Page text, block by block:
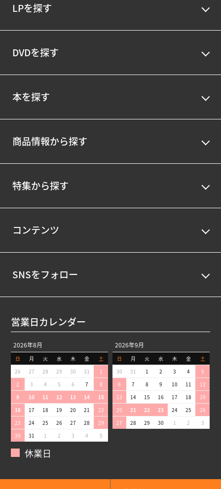
LPを探す
DVDを探す
本を探す
商品情報から探す
特集から探す
コンテンツ
SNSをフォロー
営業日カレンダー
2026年8月
日 月 火 水 木 金
土
26
27 28 29 30 31
1
2
3 4 5 6 7
8
9
10 11 12 13 14
15
16
17 18 19 20 21
22
23
24 25 26 27 28
29
30
31 1 2 3 4 5
2026年9月
日 月 火 水 木 金
土
30
31 1 2 3 4
5
6
7 8 9 10 11
12
13
14 15 16 17 18
19
20
21 22 23 24 25
26
27
28 29 30 1 2 3
休業日